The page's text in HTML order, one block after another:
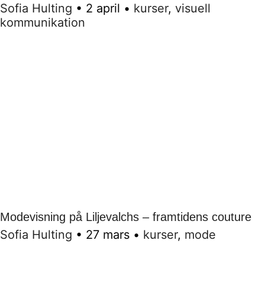
Sofia Hulting • 2 april • kurser, visuell
kommunikation
Modevisning på Liljevalchs – framtidens couture
Sofia Hulting • 27 mars • kurser, mode